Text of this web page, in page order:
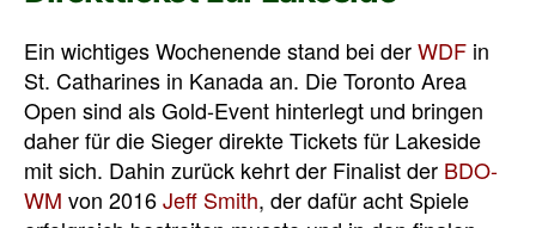
Ein wichtiges Wochenende stand bei derWDF in
St. Catharines in Kanada an. Die Toronto Area
Open sind als Gold-Event hinterlegt und bringen
daher für die Sieger direkte Tickets für Lakeside
mit sich. Dahin zurück kehrt der Finalist der BDO-
WM von 2016Jeff Smith, der dafür acht Spiele